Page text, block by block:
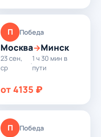
П Победа
Москва→Минск
23 сен,
ср
·
1 ч 30 мин в
пути
от 4135 ₽
П Победа